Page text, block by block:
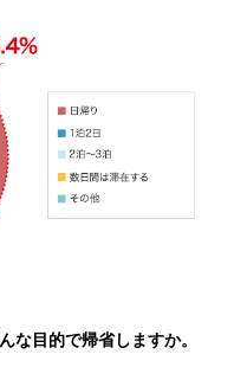
な目的で帰省しますか。